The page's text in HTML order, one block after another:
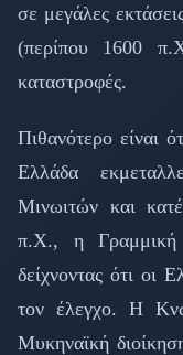
σε μεγάλες
(περίπου 1600
καταστροφές.
Πιθανότερο είναι
Ελλάδα
Μινωιτών και
π.Χ., η Γραμμική
δείχνοντας ότι οι
τον έλεγχο. Η
Μυκηναϊκή